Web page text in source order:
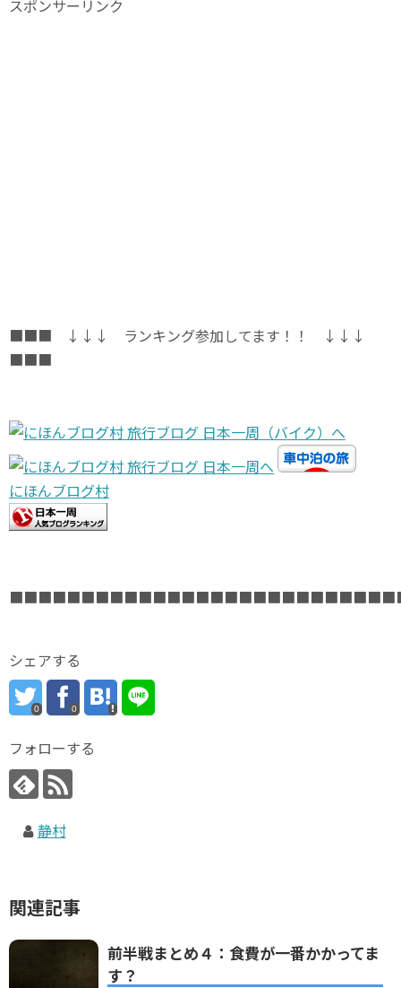
スポンサーリンク
■■■ ↓↓↓ ランキング参加してます！！ ↓↓↓
■■■
にほんブログ村
シェアする
0 0
フォローする
静村
関連記事
前半戦まとめ４：食費が一番かかってま
す？